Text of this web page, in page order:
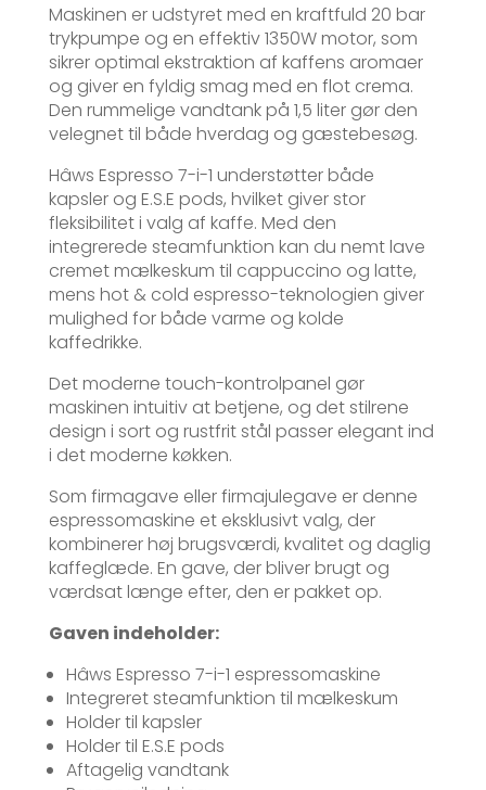
Maskinen er udstyret med en kraftfuld 20 bar
trykpumpe og en effektiv 1350W motor, som
sikrer optimal ekstraktion af kaffens aromaer
og giver en fyldig smag med en flot crema.
Den rummelige vandtank på 1,5 liter gør den
velegnet til både hverdag og gæstebesøg.
Hâws Espresso 7-i-1 understøtter både
kapsler og E.S.E pods, hvilket giver stor
fleksibilitet i valg af kaffe. Med den
integrerede steamfunktion kan du nemt lave
cremet mælkeskum til cappuccino og latte,
mens hot & cold espresso-teknologien giver
mulighed for både varme og kolde
kaffedrikke.
Det moderne touch-kontrolpanel gør
maskinen intuitiv at betjene, og det stilrene
design i sort og rustfrit stål passer elegant ind
i det moderne køkken.
Som firmagave eller firmajulegave er denne
espressomaskine et eksklusivt valg, der
kombinerer høj brugsværdi, kvalitet og daglig
kaffeglæde. En gave, der bliver brugt og
værdsat længe efter, den er pakket op.
Gaven indeholder:
Hâws Espresso 7-i-1 espressomaskine
Integreret steamfunktion til mælkeskum
Holder til kapsler
Holder til E.S.E pods
Aftagelig vandtank